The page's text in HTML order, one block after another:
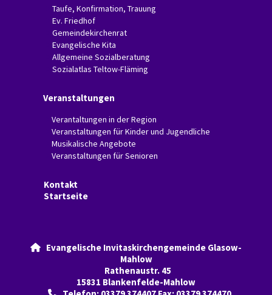
Taufe, Konfirmation, Trauung
Ev. Friedhof
Gemeindekirchenrat
Evangelische Kita
Allgemeine Sozialberatung
Sozialatlas Teltow-Fläming
Veranstaltungen
Verantaltungen in der Region
Veranstaltungen für Kinder und Jugendliche
Musikalische Angebote
Veranstaltungen für Senioren
Kontakt
Startseite

Evangelische Invitaskirchengemeinde Glasow-
Mahlow
Rathenaustr. 45
15831 Blankenfelde-Mahlow